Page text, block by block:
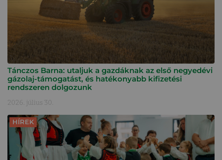
Tánczos Barna: utaljuk a gazdáknak az első negyedévi
gázolaj-támogatást, és hatékonyabb kifizetési
rendszeren dolgozunk
2026. július 30.
HÍREK